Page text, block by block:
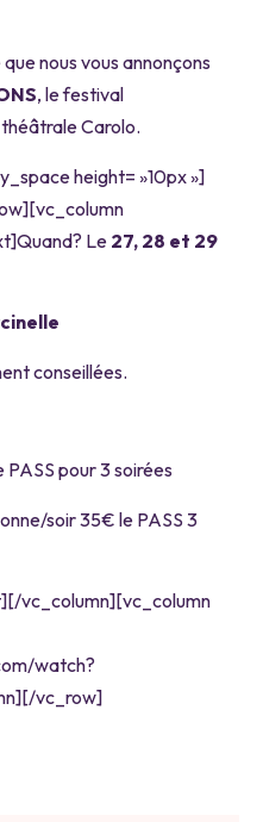
nous vous annonçons
, le festival
Carolo.
height= »10px »]
Le 27, 28 et 29
conseillées.
pour 3 soirées
soir 35€ le PASS 3
vc_column][vc_column
watch?
vc_row]